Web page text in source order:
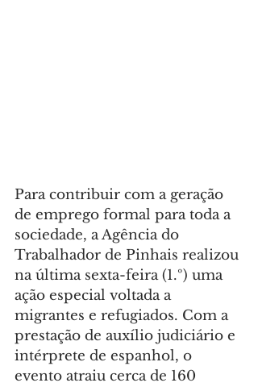
Para contribuir com a geração
de emprego formal para toda a
sociedade, a Agência do
Trabalhador de Pinhais realizou
na última sexta-feira (1.º) uma
ação especial voltada a
migrantes e refugiados. Com a
prestação de auxílio judiciário e
intérprete de espanhol, o
evento atraiu cerca de 160